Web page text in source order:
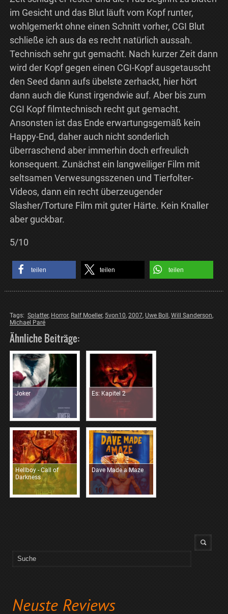
Neuste Reviews
im Gesicht und das Blut läuft vom Kopf runter,
wohlgemerkt ohne einen Schnitt vorher, CGI Blut
schließe ich aus da es recht natürlich aussah.
Technisch sehr gut gemacht. Nach kurzer Zeit dann
wird der Kopf gegen einen CGI-Kopf ausgetauscht
den Seed dann aufs übelste zerhackt, hier hört
dann auch die Kunst irgendwie auf. Aber bis zum
CGI Kopf filmtechnisch recht gut gemacht.
Ansonsten ist das Ende erwartungsgemäß kein
Happy-End, daher auch nicht sonderlich
überraschend aber immerhin doch erfreulich
konsequent. Zunächst ein langweiliger Film mit
seltsamen Verwesungsszenen und Tierfolter-
Videos, dann ein recht überzeugender
Slasher/Torture Film mit guter Härte. Kein Knaller
aber guckbar.
5/10
teilen teilen teilen
Tags: Splatter, Horror, Ralf Moeller, 5von10, 2007, Uwe Boll , Will Sanderson,
Michael Paré
Ähnliche Beiträge:
Joker Es: Kapitel 2
Hellboy - Call of
Darkness
Dave Made a Maze